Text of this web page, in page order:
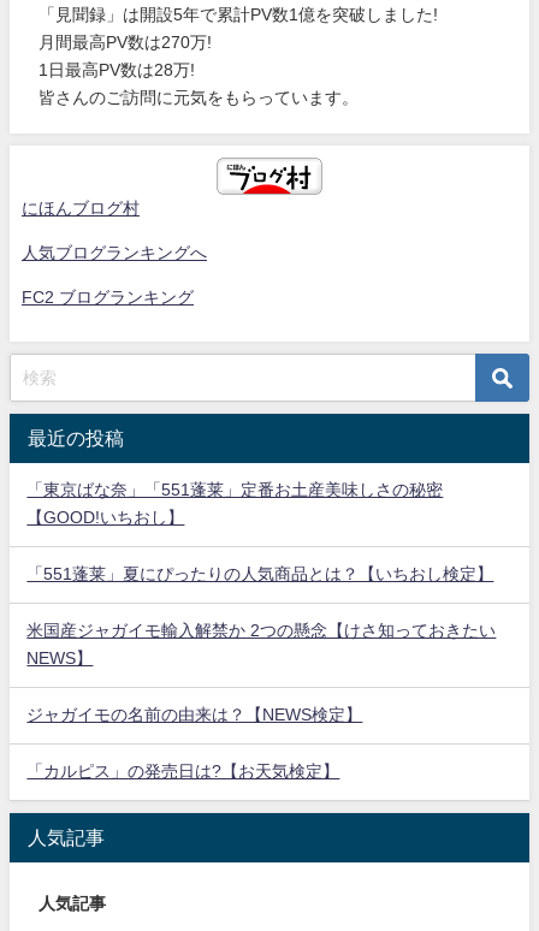
「見聞録」は開設5年で累計PV数1億を突破しました!
月間最高PV数は270万!
1日最高PV数は28万!
皆さんのご訪問に元気をもらっています。
にほんブログ村
人気ブログランキングへ
FC2 ブログランキング
最近の投稿
「東京ばな奈」「551蓬莱」定番お土産美味しさの秘密
【GOOD!いちおし】
「551蓬莱」夏にぴったりの人気商品とは？【いちおし検定】
米国産ジャガイモ輸入解禁か 2つの懸念【けさ知っておきたい
NEWS】
ジャガイモの名前の由来は？【NEWS検定】
「カルピス」の発売日は?【お天気検定】
人気記事
人気記事